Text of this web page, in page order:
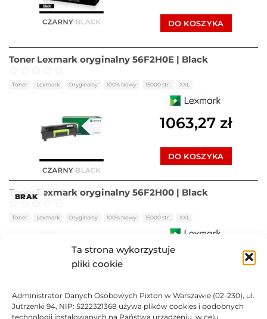
Ta strona wykorzystuje
pliki cookie
Administrator Danych Osobowych Pixton w Warszawie (02-230), ul.
Jutrzenki 94, NIP: 5222321368 używa plików cookies i podobnych
technologii instalowanych na Państwa urządzeniu, w celu
DO KOSZYKA
Toner Lexmark oryginalny 56F2H0E | Black
Oceniono na 5
Toner Lexmark Oryginalny 100% Nowy 15000 str. XXL
1063,27 zł
DO KOSZYKA
BRAK
Toner Lexmark oryginalny 56F2H00 | Black
Oceniono na 5
Toner Lexmark Oryginalny 100% Nowy 15000 str. XXL
1975,18